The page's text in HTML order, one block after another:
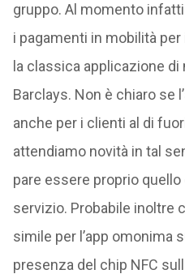
gruppo. Al momento
i pagamenti in mobilità
la classica applicazione
Barclays. Non è chiaro se
anche per i clienti al di
attendiamo novità in tal
pare essere proprio quello
servizio. Probabile inoltre
simile per l’app omonima
presenza del chip NFC